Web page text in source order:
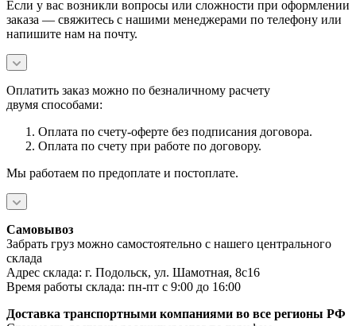
Если у вас возникли вопросы или сложности при оформлении
заказа — свяжитесь с нашими менеджерами по телефону или
напишите нам на почту.
Оплатить заказ можно по безналичному расчету
двумя способами:
Оплата по счету-оферте без подписания договора.
Оплата по счету при работе по договору.
Мы работаем по предоплате и постоплате.
Самовывоз
Забрать груз можно самостоятельно с нашего центрального
склада
Адрес склада: г. Подольск, ул. Шамотная, 8с16
Время работы склада: пн-пт с 9:00 до 16:00
Доставка транспортными компаниями во все регионы РФ